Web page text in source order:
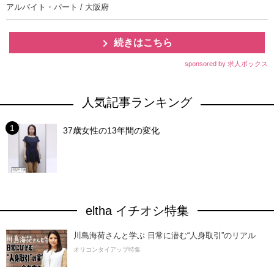
アルバイト・パート / 大阪府
続きはこちら
sponsored by 求人ボックス
人気記事ランキング
37歳女性の13年間の変化
eltha イチオシ特集
川島海荷さんと学ぶ 日常に潜む“人身取引”のリアル
オリコンタイアップ特集